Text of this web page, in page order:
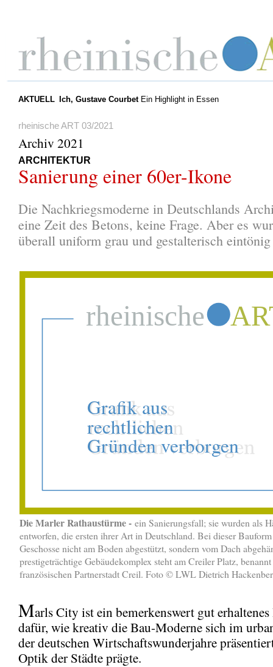
AKTUELL Ich, Gustave CourbetEin Highlight in Essen
rheinische ART 03/2021
Archiv 2021
ARCHITEKTUR
Sanierung einer 60er-Ikone
Die Nachkriegsmoderne in Deutschlands
eine Zeit des Betons, keine Frage. Aber es
überall uniform grau und gestalterisch
Die Marler Rathaustürme - ein Sanierungsfall; sie wurden als
entworfen, die ersten ihrer Art in Deutschland. Bei dieser
Geschosse nicht am Boden abgestützt, sondern vom Dach
prestigeträchtige Gebäudekomplex steht am Creiler Platz,
französischen Partnerstadt Creil. Foto © LWL Dietrich
Marls City ist ein bemerkenswert gut
dafür, wie kreativ die Bau-Moderne sich im
der deutschen Wirtschaftswunderjahre
Optik der Städte prägte.